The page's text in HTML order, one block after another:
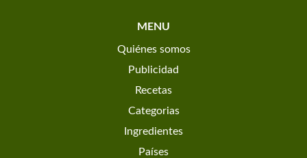
MENU
Quiénes somos
Publicidad
Recetas
Categorias
Ingredientes
Países